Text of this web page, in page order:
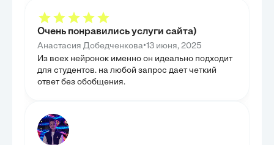
ИНТЕГРАЦИЯ
В данной главе были детально рассмотрены меры
профилактики гальванизма, лучевой болезни и
лейкоплакии, а также вопросы интеграции
полученных знаний в рутинную стоматологическую
практику. Мы изучили значимость правильного
выбора материалов и конструкций для
предотвращения гальванизма, а также методы
профилактике лейкоплакии, включающей раннее
выявление и устранение предрасполагающих
факторов. Целью главы было не только
Очень понравились услуги сайта)
Анастасия Добедченкова•13 июня, 2025
Из всех нейронок именно он идеально подходит
для студентов. на любой запрос дает четкий
ответ без обобщения.